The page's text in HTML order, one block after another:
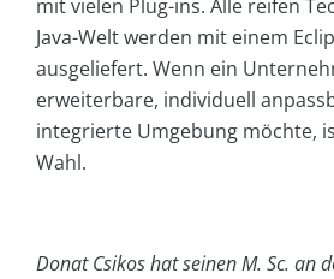
mit vielen Plug-ins. Alle reifen
Java-Welt werden mit einem
ausgeliefert. Wenn ein
erweiterbare, individuell
integrierte Umgebung möchte,
Wahl.
Donat Csikos hat seinen M. Sc. an